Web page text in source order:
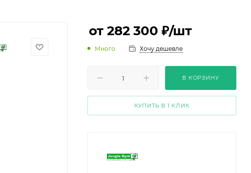
от 282 300 ₽/шт
Много Хочу дешевле
В КОРЗИНУ
КУПИТЬ В 1 КЛИК